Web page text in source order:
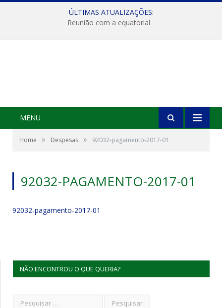
ÚLTIMAS ATUALIZAÇÕES:
Reunião com a equatorial
MENU
Home » Despesas » 92032-pagamento-2017-01
92032-PAGAMENTO-2017-01
92032-pagamento-2017-01
NÃO ENCONTROU O QUE QUERIA?